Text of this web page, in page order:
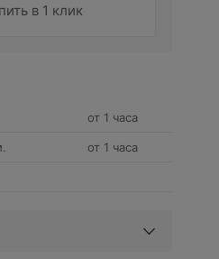
в 1 клик
от 1 часа
от 1 часа